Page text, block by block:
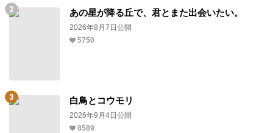
あの星が降る丘で、君とまた出会いたい。
2026年8月7日公開
5750
白鳥とコウモリ
2026年9月4日公開
8589